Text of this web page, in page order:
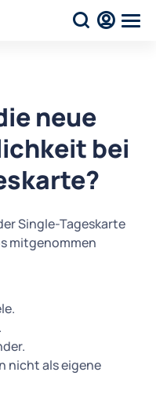
neue
bei
Single-Tageskarte
mitgenommen
nicht als eigene